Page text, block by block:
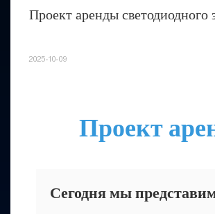
Проект аренды
2025-10-09
Проект
Сегодня мы